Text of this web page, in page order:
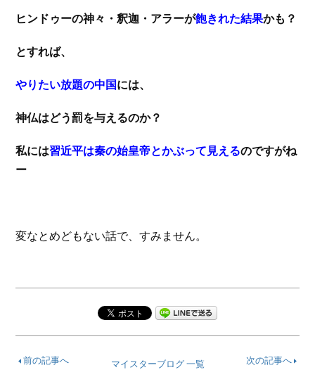
ヒンドゥーの神々・釈迦・アラーが飽きれた結果かも？
とすれば、
やりたい放題の中国には、
神仏はどう罰を与えるのか？
私には習近平は秦の始皇帝とかぶって見えるのですがね
ー
変なとめどもない話で、すみません。
前の記事へ 次の記事へ
マイスターブログ 一覧